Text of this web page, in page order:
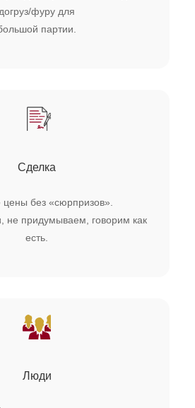
догруз/фуру для
партии.
Сделка
цены без «сюрпризов».
не придумываем, говорим как
есть.
Люди